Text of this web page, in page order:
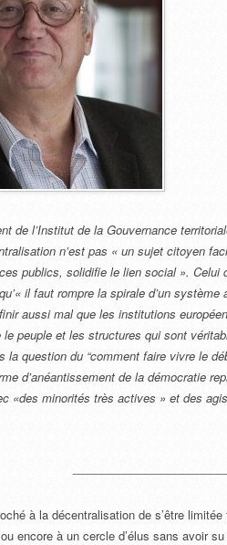
de l’Institut de la Gouvernance
n’est pas « un sujet citoyen
publics, solidifie le lien social ». Celui
il faut rompre la spirale d’un
aussi mal que les institutions
le peuple et les structures qui sont
la question du “comment faire vivre le
d’anéantissement de la démocratie
«des minorités très actives » et des
à la décentralisation de s’être
encore à un cercle d’élus sans avoir